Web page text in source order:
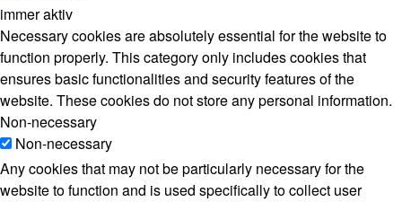
immer aktiv
Necessary cookies are absolutely essential for the website to
function properly. This category only includes cookies that
ensures basic functionalities and security features of the
website. These cookies do not store any personal information.
Non-necessary
Non-necessary
Any cookies that may not be particularly necessary for the
website to function and is used specifically to collect user